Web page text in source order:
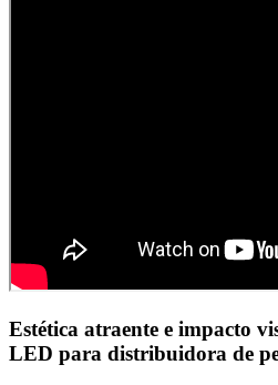
Estética atraente e impacto
LED para distribuidora de